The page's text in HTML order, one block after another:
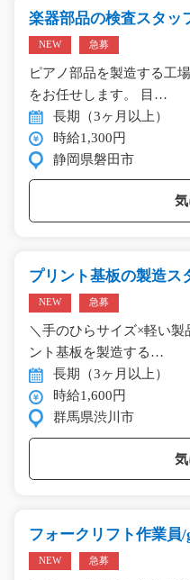
楽器部品の検査スタッ
NEW 急募
ピアノ部品を製造する工
をお任せします。 目…
長期（3ヶ月以上）
時給1,300円
静岡県磐田市
プリント基板の製造ス
NEW 急募
＼手のひらサイズ×軽い製
ント基板を製造する…
長期（3ヶ月以上）
時給1,600円
群馬県渋川市
フォークリフト作業員/
NEW 急募